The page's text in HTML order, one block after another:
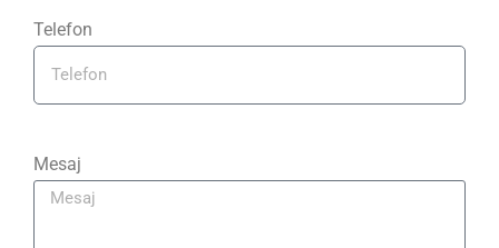
Telefon
Mesaj